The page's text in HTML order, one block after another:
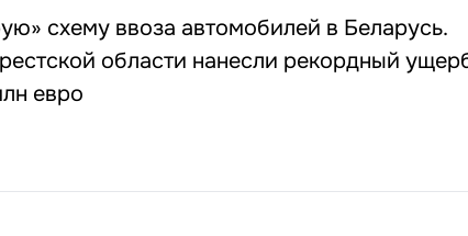
схему ввоза автомобилей в Беларусь.
области нанесли рекордный
евро